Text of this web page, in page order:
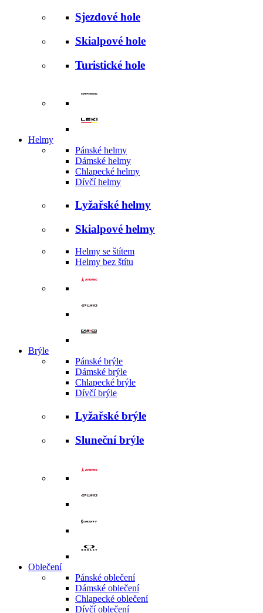
Sjezdové hole
Skialpové hole
Turistické hole
Helmy
Pánské helmy
Dámské helmy
Chlapecké helmy
Dívčí helmy
Lyžařské helmy
Skialpové helmy
Helmy se štítem
Helmy bez štítu
Brýle
Pánské brýle
Dámské brýle
Chlapecké brýle
Dívčí brýle
Lyžařské brýle
Sluneční brýle
Oblečení
Pánské oblečení
Dámské oblečení
Chlapecké oblečení
Dívčí oblečení